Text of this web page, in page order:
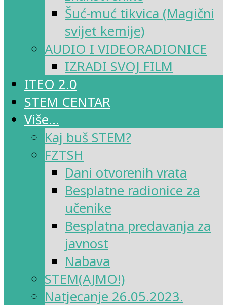
Šuć-muć tikvica (Magični
svijet kemije)
AUDIO I VIDEORADIONICE
IZRADI SVOJ FILM
ITEO 2.0
STEM CENTAR
Više…
Kaj buš STEM?
FZTSH
Dani otvorenih vrata
Besplatne radionice za
učenike
Besplatna predavanja za
javnost
Nabava
STEM(AJMO!)
Natjecanje 26.05.2023.